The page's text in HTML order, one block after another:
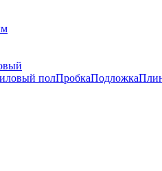
полПробкаПодложка